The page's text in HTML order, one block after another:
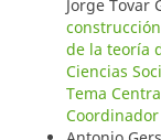
Jorge Tovar
de la teoría
Ciencias
Tema
Coordinador